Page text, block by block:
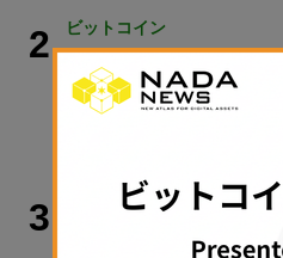
2 ビットコイン
アーサー・ヘイズ氏「ビ
最終的に100万ドル以上
3 政策・規制
ルミス上院議員、8月休